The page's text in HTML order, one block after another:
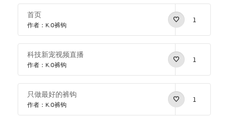
首页
作者：K.O裤钩
1
科技新宠视频直播
作者：K.O裤钩
1
只做最好的裤钩
作者：K.O裤钩
1